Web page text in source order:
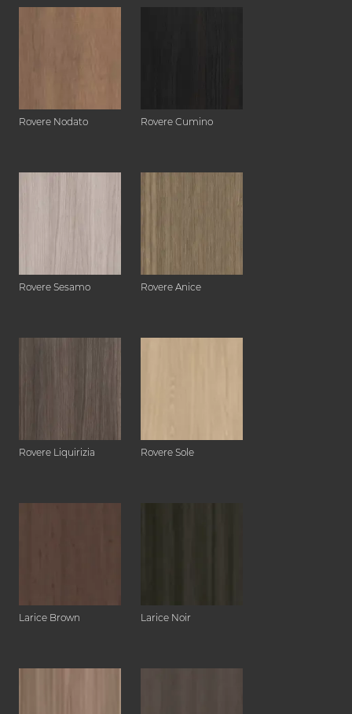
Rovere Nodato Rovere Cumino
Rovere Sesamo Rovere Anice
Rovere Liquirizia Rovere Sole
Larice Brown Larice Noir